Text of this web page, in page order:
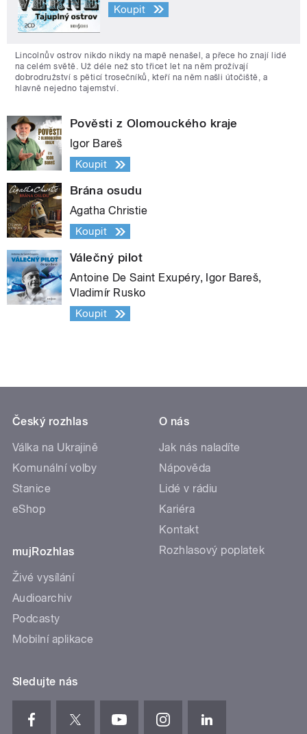
Koupit
Lincolnův ostrov nikdo nikdy na mapě nenašel, a přece ho znají lidé
na celém světě. Už déle než sto třicet let na něm prožívají
dobrodružství s pěticí trosečníků, kteří na něm našli útočiště, a
hlavně nejedno tajemství.
Pověsti z Olomouckého kraje
Igor Bareš
Koupit
Brána osudu
Agatha Christie
Koupit
Válečný pilot
Antoine De Saint Exupéry, Igor Bareš,
Vladimír Rusko
Koupit
Český rozhlas
Válka na Ukrajině
Komunální volby
Stanice
eShop
mujRozhlas
Živé vysílání
Audioarchiv
Podcasty
Mobilní aplikace
O nás
Jak nás naladíte
Nápověda
Lidé v rádiu
Kariéra
Kontakt
Rozhlasový poplatek
Sledujte nás